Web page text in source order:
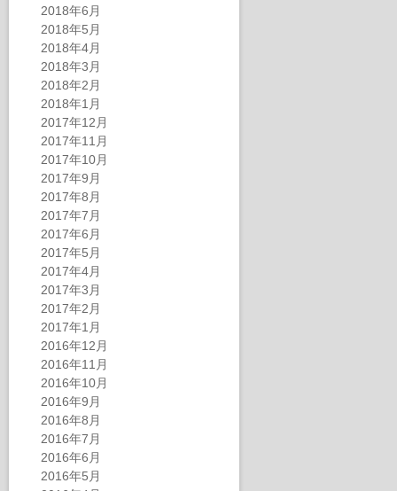
2018年6月
2018年5月
2018年4月
2018年3月
2018年2月
2018年1月
2017年12月
2017年11月
2017年10月
2017年9月
2017年8月
2017年7月
2017年6月
2017年5月
2017年4月
2017年3月
2017年2月
2017年1月
2016年12月
2016年11月
2016年10月
2016年9月
2016年8月
2016年7月
2016年6月
2016年5月